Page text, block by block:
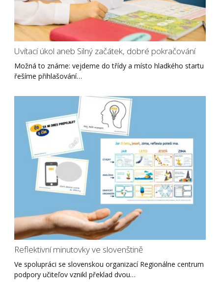
Uvítací úkol aneb Silný začátek, dobré pokračování
Možná to známe: vejdeme do třídy a místo hladkého startu
řešíme přihlašování…
Reflektivní minutovky ve slovenštině
Ve spolupráci se slovenskou organizací Regionálne centrum
podpory učiteľov vznikl překlad dvou…